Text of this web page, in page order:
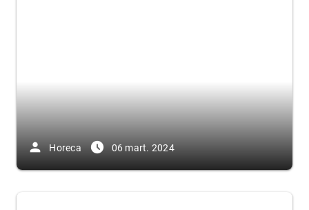
person Horeca access_time_filled 06 mart. 2024